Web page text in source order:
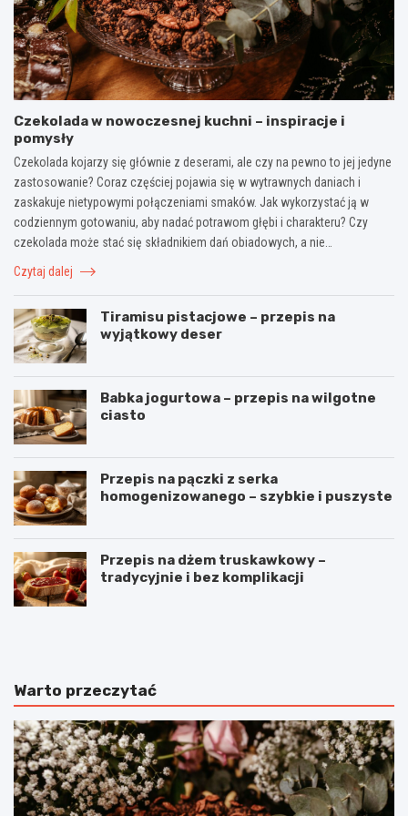
Czekolada w nowoczesnej kuchni – inspiracje i
pomysły
Czekolada kojarzy się głównie z deserami, ale czy na pewno to jej jedyne
zastosowanie? Coraz częściej pojawia się w wytrawnych daniach i
zaskakuje nietypowymi połączeniami smaków. Jak wykorzystać ją w
codziennym gotowaniu, aby nadać potrawom głębi i charakteru? Czy
czekolada może stać się składnikiem dań obiadowych, a nie…
Czytaj dalej
Tiramisu pistacjowe – przepis na
wyjątkowy deser
Babka jogurtowa – przepis na wilgotne
ciasto
Przepis na pączki z serka
homogenizowanego – szybkie i puszyste
Przepis na dżem truskawkowy –
tradycyjnie i bez komplikacji
B
z
k
i
m
l
e
c
z
O
z
p
o
m
i
d
o
r
Warto przeczytać